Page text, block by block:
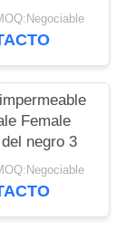
M8 Ip65
Female
negro 3